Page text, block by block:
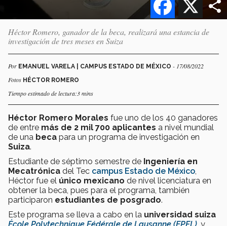
Héctor Romero, ganador de la beca, realizará una estancia de
investigación de tres meses en Suiza
Por EMANUEL VARELA | CAMPUS ESTADO DE MÉXICO - 17/08/2022
Fotos HÉCTOR ROMERO
Tiempo estimado de lectura:3 mins
Héctor Romero Morales fue uno de los 40 ganadores
de entre más de 2 mil 700 aplicantes a nivel mundial
de una beca para un programa de investigación en
Suiza.
Estudiante de séptimo semestre de Ingeniería en
Mecatrónica del Tec campus Estado de México
Héctor fue el único mexicano de nivel licenciatura en
obtener la beca, pues para el programa, también
participaron estudiantes de posgrado.
Este programa se lleva a cabo en la universidad suiza